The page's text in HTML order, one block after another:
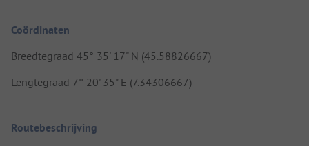
Coördinaten
Breedtegraad 45° 35' 17" N (45.58826667)
Lengtegraad 7° 20' 35" E (7.34306667)
Routebeschrijving